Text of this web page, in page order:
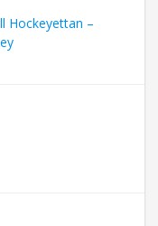
Hockeyettan –